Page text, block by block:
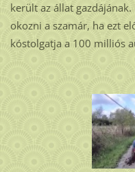
került az állat
okozni a szamár, ha ezt
kóstolgatja a 100 milliós